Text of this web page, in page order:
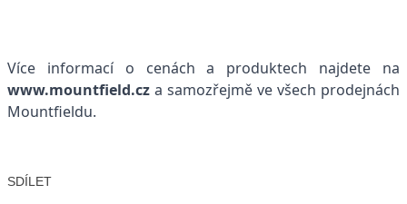
Více informací o cenách a produktech najdete na
www.mountfield.cz a samozřejmě ve všech prodejnách
Mountfieldu.
SDÍLET